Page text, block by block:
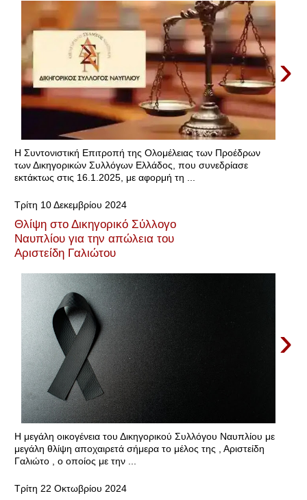
›
Η Συντονιστική Επιτροπή της Ολομέλειας των Προέδρων
των Δικηγορικών Συλλόγων Ελλάδος, που συνεδρίασε
εκτάκτως στις 16.1.2025, με αφορμή τη ...
Τρίτη 10 Δεκεμβρίου 2024
Θλίψη στο Δικηγορικό Σύλλογο
Ναυπλίου για την απώλεια του
Αριστείδη Γαλιώτου
›
Η μεγάλη οικογένεια του Δικηγορικού Συλλόγου Ναυπλίου με
μεγάλη θλίψη αποχαιρετά σήμερα το μέλος της , Αριστείδη
Γαλιώτο , ο οποίος με την ...
Τρίτη 22 Οκτωβρίου 2024